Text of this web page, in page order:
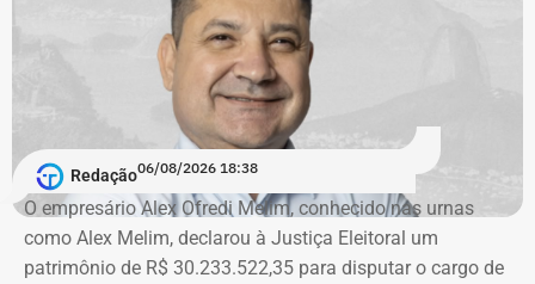
Redação06/08/2026 18:38
O empresário Alex Ofredi Melim, conhecido nas urnas
como Alex Melim, declarou à Justiça Eleitoral um
patrimônio de R$ 30.233.522,35 para disputar o cargo de